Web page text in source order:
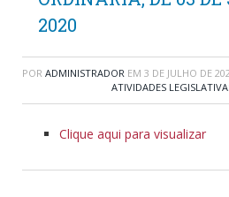
2020
POR ADMINISTRADOR EM 3 DE JULHO DE
ATIVIDADES
Clique aqui para visualizar